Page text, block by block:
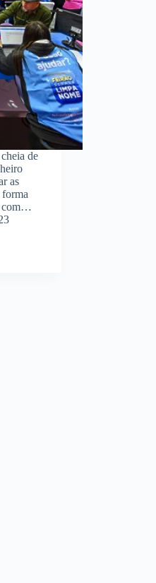
de
as
forma
com…